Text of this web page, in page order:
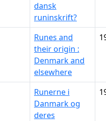
dansk
runinskrift?
Runes and
their origin :
Denmark and
elsewhere
Runerne i
Danmark og
deres